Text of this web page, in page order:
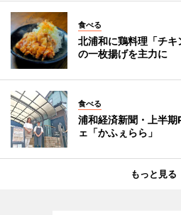
食べる
北浦和に鶏料理「チ
の一枚揚げを主力に
食べる
浦和経済新聞・上半
ェ「かふぇらら」
もっと見る